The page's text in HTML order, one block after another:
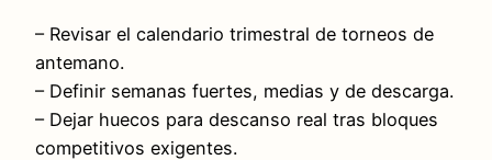
– Revisar el calendario trimestral de torneos de
antemano.
– Definir semanas fuertes, medias y de descarga.
– Dejar huecos para descanso real tras bloques
competitivos exigentes.